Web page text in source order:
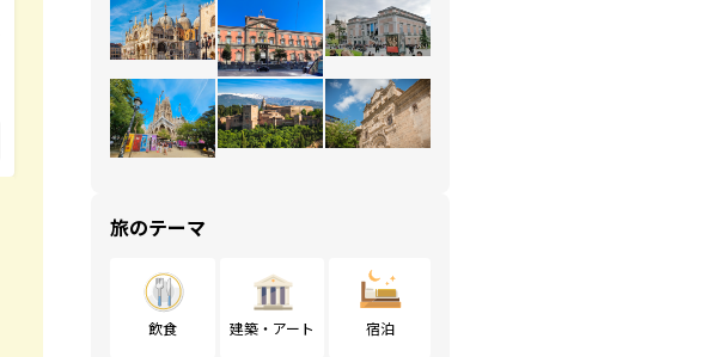
旅のテーマ
飲食 建築・アート 宿泊